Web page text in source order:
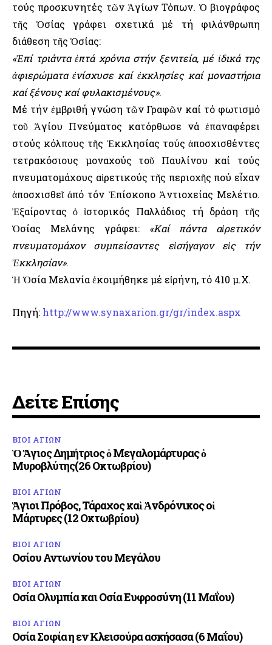
τούς προσκυνητές τῶν Ἁγίων Τόπων. Ὁ βιογράφος
τῆς Ὁσίας γράφει σχετικά μέ τή φιλάνθρωπη
διάθεση τῆς Ὁσίας:
«Ἐπί τριάντα ἑπτά χρόνια στήν ξενιτεία, μέ ἰδικά της
ἀφιερώματα ἐνίσχυσε καί ἐκκλησίες καί μοναστήρια
καί ξένους καί φυλακισμένους».
Μέ τήν ἐμβριθή γνώση τῶν Γραφῶν καί τό φωτισμό
τοῦ Ἁγίου Πνεύματος κατόρθωσε νά ἐπαναφέρει
στούς κόλπους τῆς Ἐκκλησίας τούς ἀποσχισθέντες
τετρακόσιους μοναχούς τοῦ Παυλίνου καί τούς
πνευματομάχους αἱρετικούς τῆς περιοχῆς πού εἶχαν
ἀποσχισθεῖ ἀπό τόν Ἐπίσκοπο Ἀντιοχείας Μελέτιο.
Ἐξαίροντας ὁ ἱστορικός Παλλάδιος τή δράση τῆς
Ὁσίας Μελάνης γράφει: «Καί πάντα αἱρετικόν
πνευματομάχον συμπείσαντες εἰσήγαγον εἰς τήν
Ἐκκλησίαν».
Ἡ Ὁσία Μελανία ἐκοιμήθηκε μέ εἰρήνη, τό 410 μ.Χ.
Πηγή: http://www.synaxarion.gr/gr/index.aspx
Δείτε Επίσης
ΒΙΟΙ ΑΓΙΩΝ
Ὁ Ἅγιος Δημήτριος ὁ Μεγαλομάρτυρας ὁ
Μυροβλύτης(26 Οκτωβρίου)
ΒΙΟΙ ΑΓΙΩΝ
Ἅγιοι Πρόβος, Τάραχος καὶ Ἀνδρόνικος οἱ
Μάρτυρες (12 Οκτωβρίου)
ΒΙΟΙ ΑΓΙΩΝ
Οσίου Αντωνίου του Μεγάλου
ΒΙΟΙ ΑΓΙΩΝ
Οσία Ολυμπία και Οσία Ευφροσύνη (11 Μαΐου)
ΒΙΟΙ ΑΓΙΩΝ
Οσία Σοφία η εν Κλεισούρα ασκήσασα (6 Μαΐου)